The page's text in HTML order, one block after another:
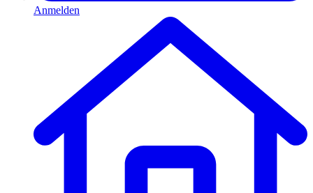
Anmelden